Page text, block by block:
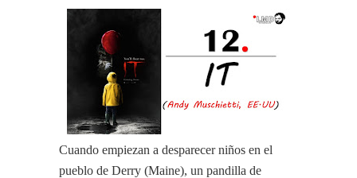
Cuando empiezan a desparecer niños en el
pueblo de Derry (Maine), un pandilla de